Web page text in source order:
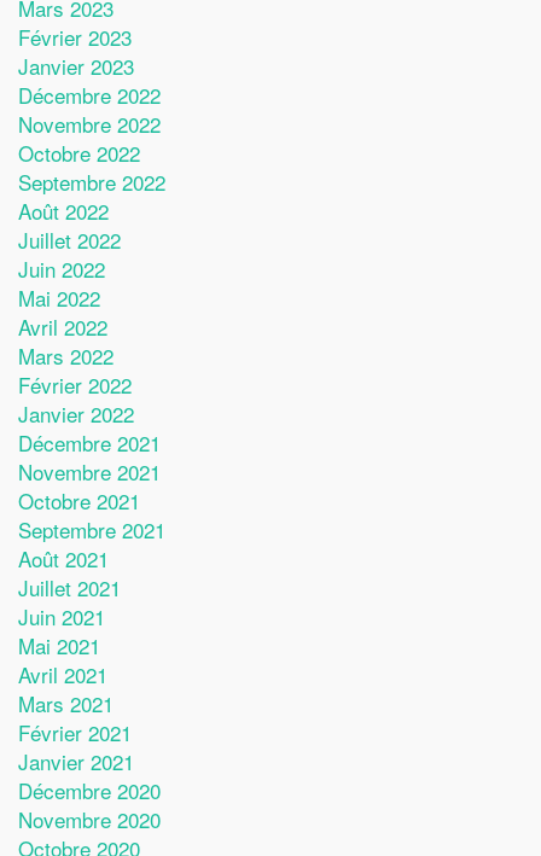
Mars 2023
Février 2023
Janvier 2023
Décembre 2022
Novembre 2022
Octobre 2022
Septembre 2022
Août 2022
Juillet 2022
Juin 2022
Mai 2022
Avril 2022
Mars 2022
Février 2022
Janvier 2022
Décembre 2021
Novembre 2021
Octobre 2021
Septembre 2021
Août 2021
Juillet 2021
Juin 2021
Mai 2021
Avril 2021
Mars 2021
Février 2021
Janvier 2021
Décembre 2020
Novembre 2020
Octobre 2020